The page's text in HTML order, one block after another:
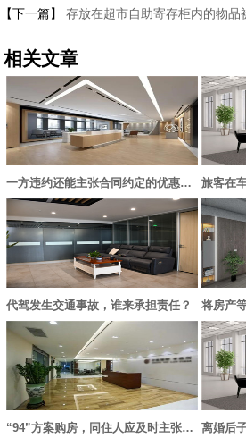
【下一篇】
存放在超市自助寄存柜内的物品被
相关文章
一方违约还能主张合同约定的优惠内容吗？
代驾发生交通事故，谁来承担责任？
“94”方案购房，同住人应及时主张产权份额，否则失去胜诉权